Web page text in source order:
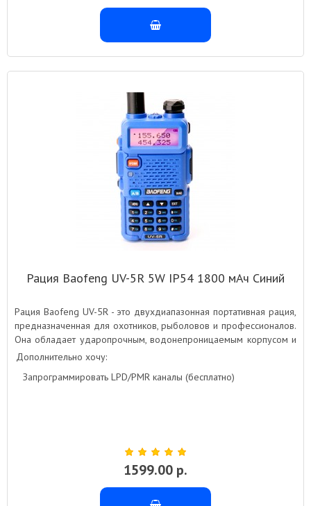
Рация Baofeng UV-5R 5W IP54 1800 мАч Синий
Рация Baofeng UV-5R - это двухдиапазонная портативная рация,
предназначенная для охотников, рыболовов и профессионалов.
Она обладает ударопрочным, водонепроницаемым корпусом и
мощным передатчиком. Благодаря большой емкости
без подзарядки. Доступная цена делает ее отличным выбором
Дополнительно хочу:
Запрограммировать LPD/PMR каналы (бесплатно)
1599.00 р.